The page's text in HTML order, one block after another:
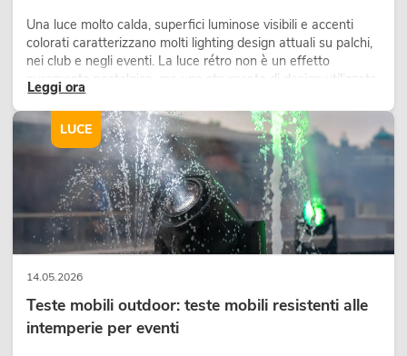
Una luce molto calda, superfici luminose visibili e accenti
colorati caratterizzano molti lighting design attuali su palchi,
nei club e negli eventi. La luce rétro non è un effetto
puramente nostalgico, ma uno strumento di design utilizzato
in modo consapevole: crea atmosfera, dona carattere alle
scene e può rendere più emozionali i setup LED tecnici.
Leggi ora
14.05.2026
Teste mobili outdoor: teste mobili resistenti alle
intemperie per eventi
LUCE